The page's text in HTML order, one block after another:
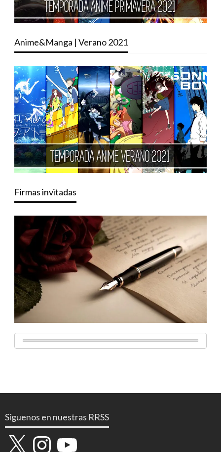
Anime&Manga | Verano 2021
Firmas invitadas
Síguenos en nuestras RRSS
X InstagramYouTube